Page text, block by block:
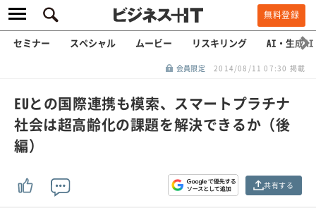
無料登録
セミナー スペシャル ムービー リスキリング AI・生成AI
会員限定 2014/08/11 07:30 掲載
EUとの国際連携も模索、スマートプラチナ
社会は超高齢化の課題を解決できるか（後
編）
共有する